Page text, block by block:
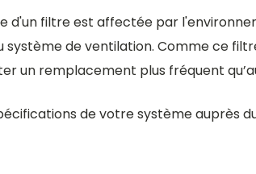
d'un filtre est affectée par
système de ventilation. Comme ce
un remplacement plus fréquent
de votre système auprès